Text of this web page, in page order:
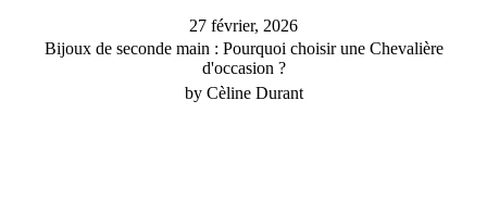
27 février, 2026
Bijoux de seconde main : Pourquoi choisir une Chevalière
d'occasion ?
by Cèline Durant